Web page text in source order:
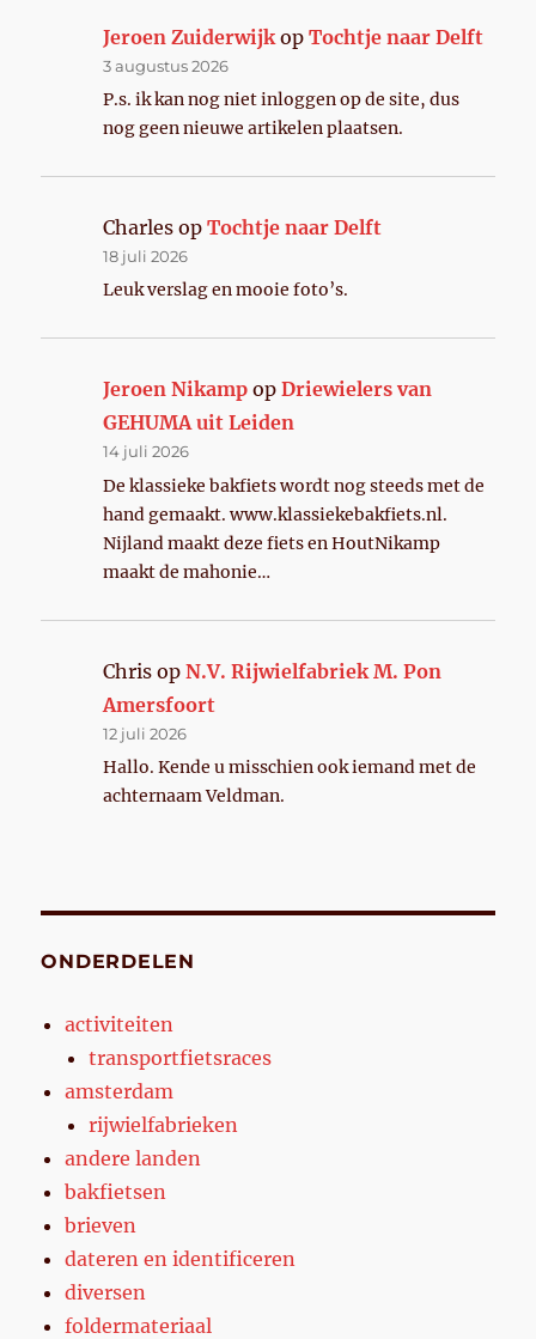
Jeroen ZuiderwijkopTochtje naar Delft
3 augustus 2026
P.s. ik kan nog niet inloggen op de site, dus
nog geen nieuwe artikelen plaatsen.
Charles opTochtje naar Delft
18 juli 2026
Leuk verslag en mooie foto’s.
Jeroen Nikamp opDriewielers van
GEHUMA uit Leiden
14 juli 2026
De klassieke bakfiets wordt nog steeds met de
hand gemaakt. www.klassiekebakfiets.nl.
Nijland maakt deze fiets en HoutNikamp
maakt de mahonie…
Chris opN.V. Rijwielfabriek M. Pon
Amersfoort
12 juli 2026
Hallo. Kende u misschien ook iemand met de
achternaam Veldman.
ONDERDELEN
activiteiten
transportfietsraces
amsterdam
rijwielfabrieken
andere landen
bakfietsen
brieven
dateren en identificeren
diversen
foldermateriaal